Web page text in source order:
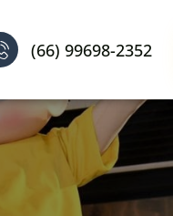
(66) 99698-2352